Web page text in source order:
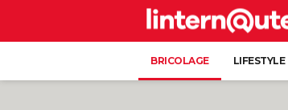
BRICOLAGE LIFESTYLE